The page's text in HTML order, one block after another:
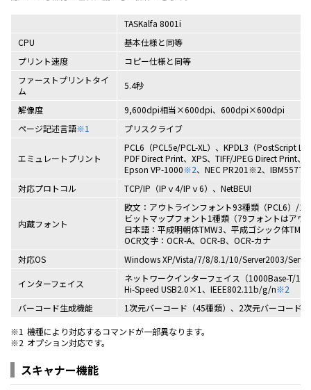
TASKalfa 8001i
CPU
基本仕様と同等
プリント速度
コピー仕様と同等
ファーストプリントタイ
ム
5.4秒
解像度
9,600dpi相当×600dpi、600dpi×600dpi
ページ記述言語※1 プリスクライブ
エミュレートプリント
PCL6（PCL5e/PCL-XL）、KPDL3（PostScript
PDF Direct Print、XPS、TIFF/JPEG Direct Print、
Epson VP-1000※2、NEC PR201※2、
対応プロトコル
TCP/IP（IPｖ4/IPｖ6）、NetBEUI
内蔵フォント
欧文：アウトラインフォント93種類（PCL6）/
ビットマップフォント1種類（79フォントはアウ
日本語：平成明朝体TMW3、平成ゴシック体
OCR文字：OCR-A、OCR-B、OCR-カナ
対応OS
Windows XP/Vista/7/8/8.1/10/Server2003/
インターフェイス
ネットワークインターフェイス（1000Base-T/
Hi-Speed USB2.0×1、IEEE802.11b/g/n※2
バーコード生成機能
1次元バーコード（45種類）、2次元バーコード
※1 機種により対応するコマンドが一部異なります。
※2 オプション対応です。
スキャナー機能